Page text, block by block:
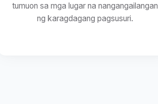
tumuon sa mga lugar na nangangailangan
ng karagdagang pagsusuri.